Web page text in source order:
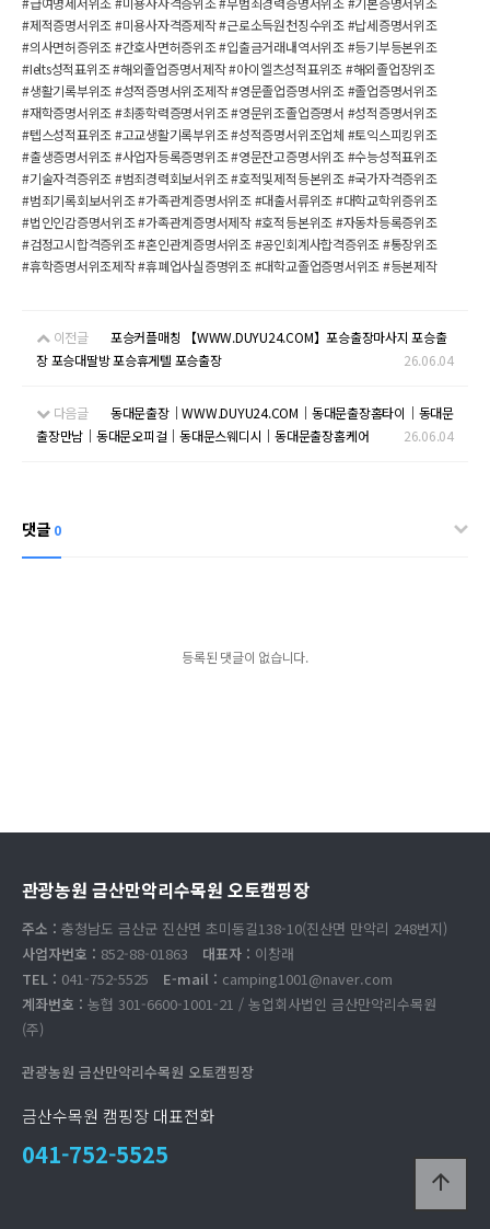
#제적증명서위조 #미용사자격증제작 #근로소득원천징수위조 #납세증명서위조
#의사면허증위조 #간호사면허증위조 #입출금거래내역서위조 #등기부등본위조
#Ielts성적표위조 #해외졸업증명서제작 #아이엘츠성적표위조 #해외졸업장위조
#생활기록부위조 #성적증명서위조제작 #영문졸업증명서위조 #졸업증명서위조
#재학증명서위조 #최종학력증명서위조 #영문위조졸업증명서 #성적증명서위조
#텝스성적표위조 #고교생활기록부위조 #성적증명서위조업체 #토익스피킹위조
#출생증명서위조 #사업자등록증명위조 #영문잔고증명서위조 #수능성적표위조
#기술자격증위조 #범죄경력회보서위조 #호적및제적등본위조 #국가자격증위조
#범죄기록회보서위조 #가족관계증명서위조 #대출서류위조 #대학교학위증위조
#법인인감증명서위조 #가족관계증명서제작 #호적등본위조 #자동차등록증위조
#검정고시합격증위조 #혼인관계증명서위조 #공인회계사합격증위조 #통장위조
#휴학증명서위조제작 #휴폐업사실증명위조 #대학교졸업증명서위조 #등본제작
이전글
포승커플매칭 【WWW.DUYU24.COM】포승출장마사지 포승출
장 포승대딸방 포승휴게텔 포승출장
26.06.04
다음글
동대문출장｜WWW.DUYU24.COM｜동대문출장홈타이｜동대문
출장만남｜동대문오피걸｜동대문스웨디시｜동대문출장홈케어
26.06.04
댓글 0
등록된 댓글이 없습니다.
관광농원 금산만악리수목원 오토캠핑장
주소 : 충청남도 금산군 진산면 초미동길138-10(진산면 만악리 248번지)
사업자번호 : 852-88-01863 대표자 : 이창래
TEL : 041-752-5525 E-mail : camping1001@naver.com
계좌번호 : 농협 301-6600-1001-21 / 농업회사법인 금산만악리수목원
(주)
관광농원 금산만악리수목원 오토캠핑장
금산수목원 캠핑장 대표전화
041-752-5525
arrow_upward